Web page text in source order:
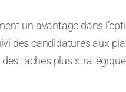
un avantage dans
des candidatures aux
tâches plus